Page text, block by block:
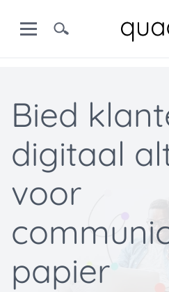
Bied
digitaal
voor
papier